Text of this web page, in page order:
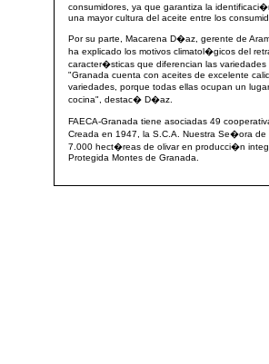
consumidores, ya que garantiza la
una mayor cultura del aceite entre los
Por su parte, Macarena D�az, gerente de
ha explicado los motivos climatol�gicos del
caracter�sticas que diferencian las
"Granada cuenta con aceites de excelente
variedades, porque todas ellas ocupan un
cocina", destac� D�az.
FAECA-Granada tiene asociadas 49
Creada en 1947, la S.C.A. Nuestra Se�ora
7.000 hect�reas de olivar en producci�n
Protegida Montes de Granada.